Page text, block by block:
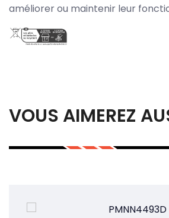
améliorer ou maintenir leur
VOUS AIMEREZ